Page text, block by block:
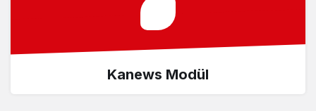
Kanews Modül